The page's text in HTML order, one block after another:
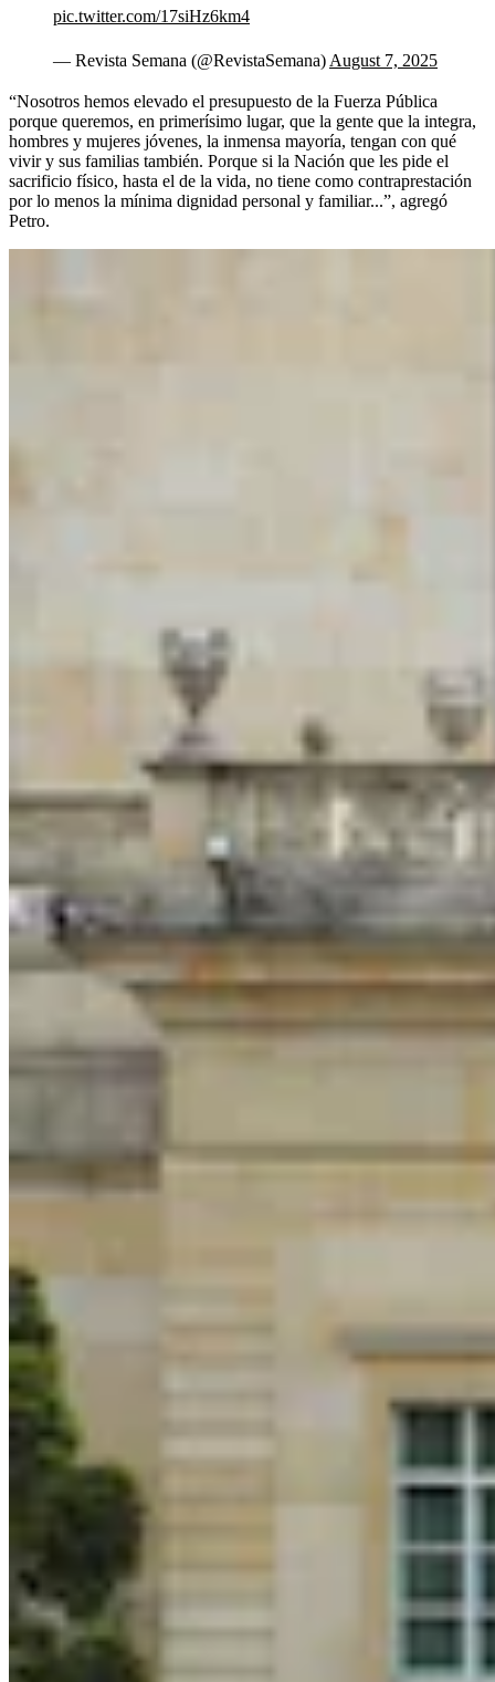
pic.twitter.com/17siHz6km4
— Revista Semana (@RevistaSemana) August 7, 2025
“Nosotros hemos elevado el presupuesto de la Fuerza Pública
porque queremos, en primerísimo lugar, que la gente que la integra,
hombres y mujeres jóvenes, la inmensa mayoría, tengan con qué
vivir y sus familias también. Porque si la Nación que les pide el
sacrificio físico, hasta el de la vida, no tiene como contraprestación
por lo menos la mínima dignidad personal y familiar...”, agregó
Petro.